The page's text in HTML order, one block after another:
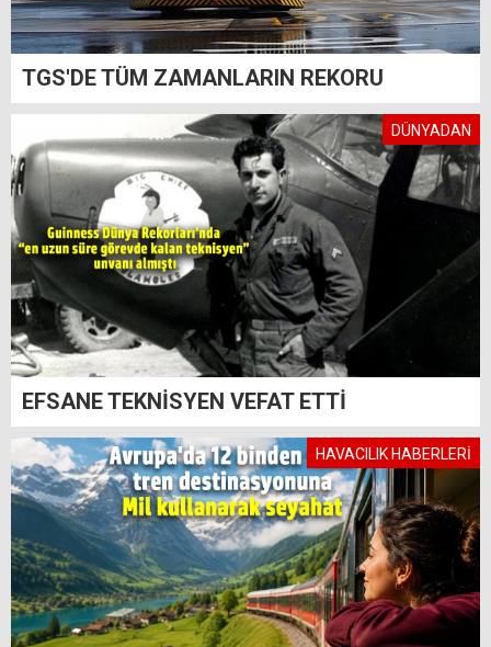
TGS'DE TÜM ZAMANLARIN REKORU
DÜNYADAN
EFSANE TEKNİSYEN VEFAT ETTİ
HAVACILIK HABERLERİ